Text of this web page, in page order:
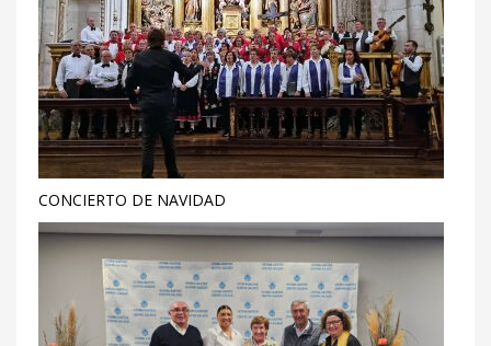
CONCIERTO DE NAVIDAD